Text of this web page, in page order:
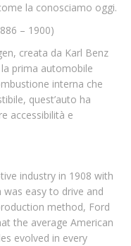
la conosciamo oggi.
– 1900)
creata da Karl Benz
prima automobile
interna che
quest’auto ha
accessibilità e
industry in 1908 with
easy to drive and
method, Ford
the average American
evolved in every